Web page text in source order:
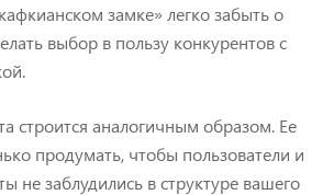
замке» легко забыть о
выбор в пользу конкурентов с
строится аналогичным образом. Ее
продумать, чтобы пользователи и
не заблудились в структуре вашего